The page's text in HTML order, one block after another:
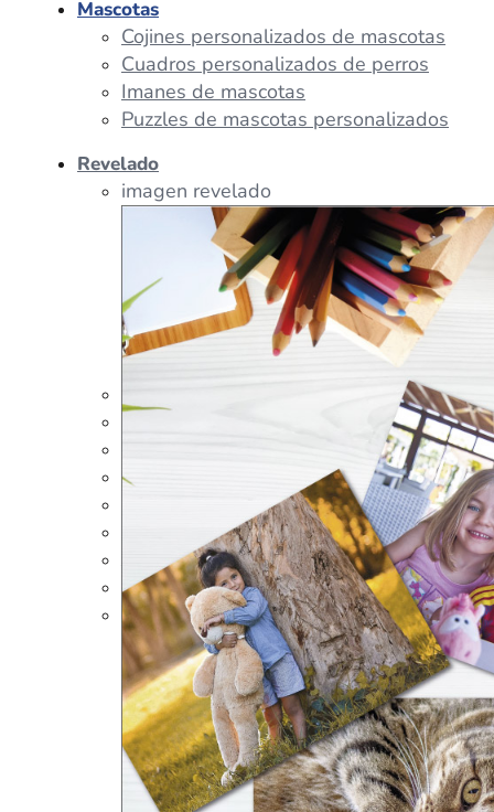
Tazas Personalizadas
Peluches Personalizados
Portalápices Personalizados
Puzles Personalizados
Juegos de Mesa
Alfombrillas Personalizadas
Lámparas LED
Mascotas
Cojines personalizados de mascotas
Cuadros personalizados de perros
Imanes de mascotas
Puzzles de mascotas personalizados
Revelado
imagen revelado